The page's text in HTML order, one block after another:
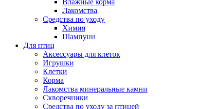
Влажные корма
Лакомства
Средства по уходу
Химия
Шампуни
Для птиц
Аксессуары для клеток
Игрушки
Клетки
Корма
Лакомства минеральные камни
Скворечники
Средства по уходу за птицей